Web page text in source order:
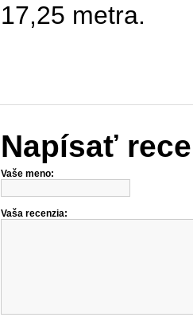
17,25 metra.
Napísať
Vaše meno:
Vaša recenzia: